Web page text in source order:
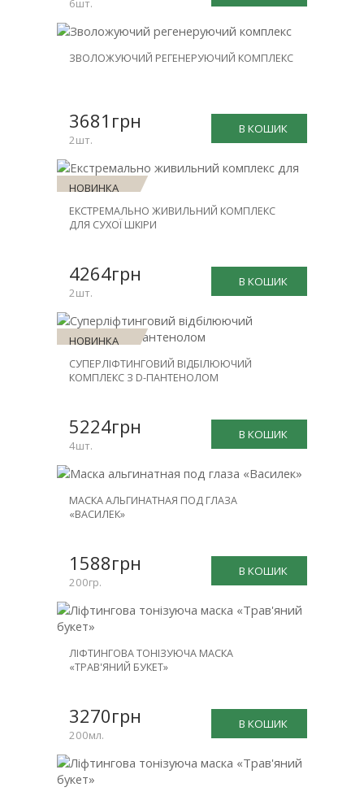
6шт.
НОВИНКА
-30%
ЗВОЛОЖУЮЧИЙ РЕГЕНЕРУЮЧИЙ КОМПЛЕКС
В КОШИК
3681грн
2шт.
НОВИНКА
ЗНИЖКА
ЕКСТРЕМАЛЬНО ЖИВИЛЬНИЙ КОМПЛЕКС
ДЛЯ СУХОЇ ШКІРИ
В КОШИК
4264грн
2шт.
НОВИНКА
ЗНИЖКА
СУПЕРЛІФТИНГОВИЙ ВІДБІЛЮЮЧИЙ
КОМПЛЕКС З D-ПАНТЕНОЛОМ
В КОШИК
5224грн
4шт.
МАСКА АЛЬГИНАТНАЯ ПОД ГЛАЗА
«ВАСИЛЕК»
В КОШИК
1588грн
200гр.
ЛІФТИНГОВА ТОНІЗУЮЧА МАСКА
«ТРАВ'ЯНИЙ БУКЕТ»
В КОШИК
3270грн
200мл.